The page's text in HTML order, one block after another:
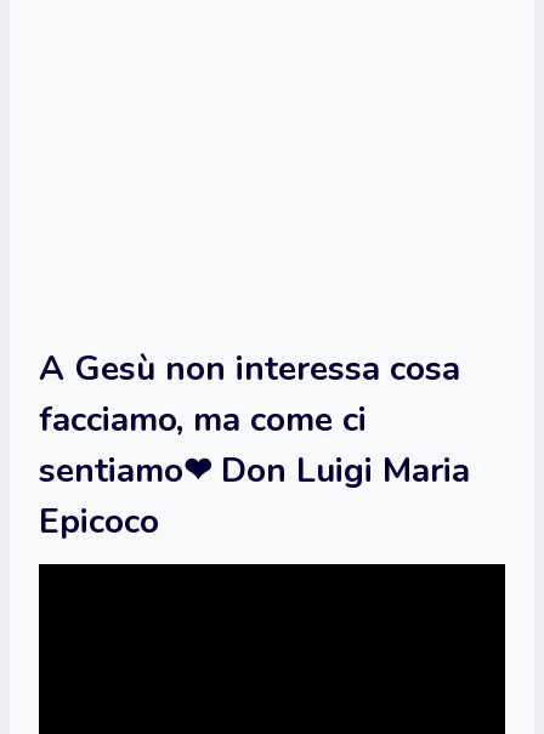
A Gesù non interessa cosa
facciamo, ma come ci
sentiamo❤ Don Luigi Maria
Epicoco